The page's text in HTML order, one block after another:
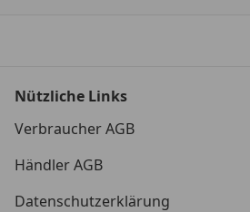
Nützliche Links
Verbraucher AGB
Händler AGB
Datenschutzerklärung